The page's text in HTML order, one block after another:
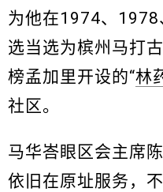
为他在1974、
选当选为槟州马打
榜孟加里开设的“林
社区。
马华峇眼区会主席
依旧在原址服务，